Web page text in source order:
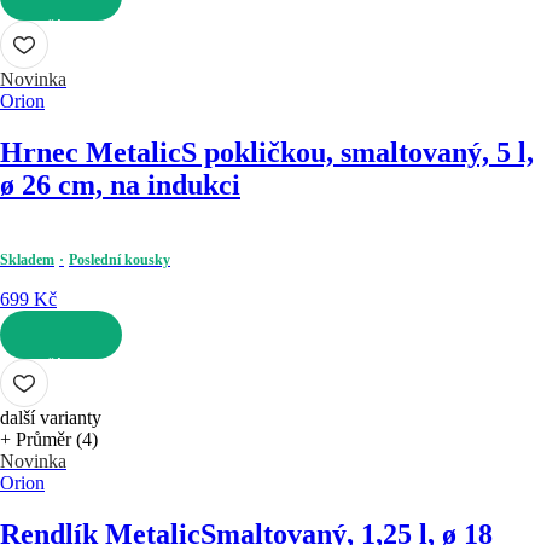
DO KOŠÍKU
Novinka
Orion
Hrnec MetalicS pokličkou, smaltovaný, 5 l,
ø 26 cm, na indukci
Skladem Poslední kousky
699 Kč
DO KOŠÍKU
další varianty
+ Průměr (4)
Novinka
Orion
Rendlík MetalicSmaltovaný, 1,25 l, ø 18